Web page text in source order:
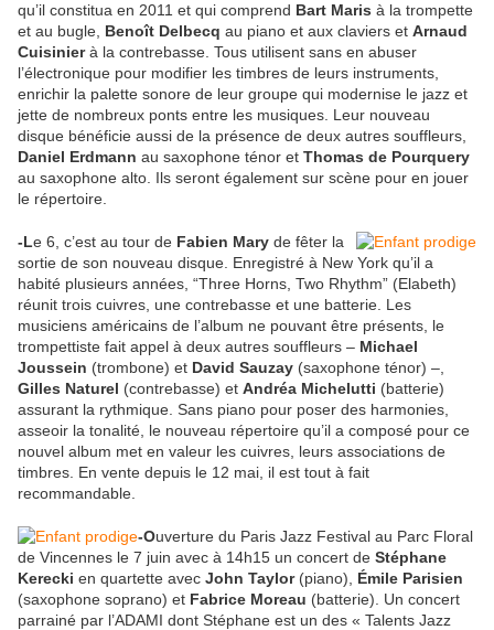
qu’il constitua en 2011 et qui comprend Bart Maris à la trompette
et au bugle, Benoît Delbecq au piano et aux claviers et Arnaud
Cuisinierà la contrebasse. Tous utilisent sans en abuser
l’électronique pour modifier les timbres de leurs instruments,
enrichir la palette sonore de leur groupe qui modernise le jazz et
jette de nombreux ponts entre les musiques. Leur nouveau
disque bénéficie aussi de la présence de deux autres souffleurs,
Daniel Erdmann au saxophone ténor et Thomas de Pourquery
au saxophone alto. Ils seront également sur scène pour en jouer
le répertoire.
-Le 6, c’est au tour de Fabien Mary de fêter la
sortie de son nouveau disque. Enregistré à New York qu’il a
habité plusieurs années, “Three Horns, Two Rhythm” (Elabeth)
réunit trois cuivres, une contrebasse et une batterie. Les
musiciens américains de l’album ne pouvant être présents, le
trompettiste fait appel à deux autres souffleurs – Michael
Joussein (trombone) et David Sauzay (saxophone ténor) –,
Gilles Naturel (contrebasse) et Andréa Michelutti (batterie)
assurant la rythmique. Sans piano pour poser des harmonies,
asseoir la tonalité, le nouveau répertoire qu’il a composé pour ce
nouvel album met en valeur les cuivres, leurs associations de
timbres. En vente depuis le 12 mai, il est tout à fait
recommandable.
-Ouverture du Paris Jazz Festival au Parc Floral
de Vincennes le 7 juin avec à 14h15 un concert de Stéphane
Kerecki en quartette avec John Taylor(piano), Émile Parisien
(saxophone soprano) et Fabrice Moreau (batterie). Un concert
parrainé par l’ADAMI dont Stéphane est un des « Talents Jazz